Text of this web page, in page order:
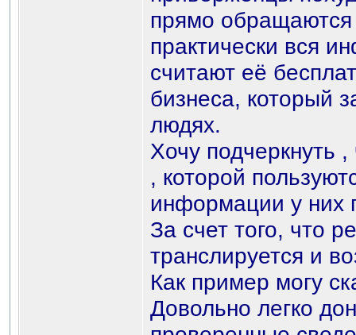
прямо обращаются
практически вся
считают её
бизнеса, который
людях.
Хочу подчеркнуть
, которой
информации у них
За счет того, что
транслируется и
Как пример могу
Довольно легко